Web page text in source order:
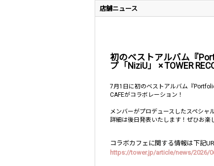
店舗ニュース
初のベストアルバム『
プ「NiziU」 × TOWER
7月1日に初のベストアルバム『
CAFEがコラボレーション！
メンバーがプロデュースしたスペシャ
詳細は後日発表いたします！ぜひお楽
コラボカフェに関する情報は下記
https://tower.jp/article/news/2026/